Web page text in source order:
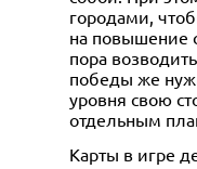
городами,
на повышение
пора
победы же
уровня свою
отдельным
Карты в игре